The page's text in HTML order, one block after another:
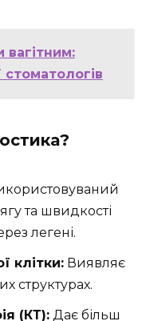
вагітним:
та швидкості
легені.
клітки: Виявляє
структурах.
(КТ): Дає більш